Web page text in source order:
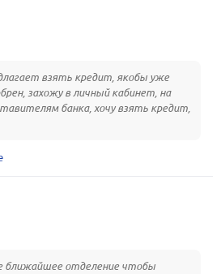
взять кредит, якобы уже
захожу в личный кабинет, на
банка, хочу взять кредит,
ближайшее отделение чтобы